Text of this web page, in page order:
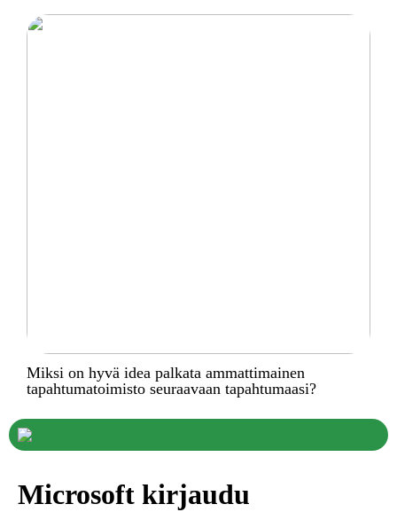
Miksi on hyvä idea palkata ammattimainen
tapahtumatoimisto seuraavaan tapahtumaasi?
Microsoft kirjaudu